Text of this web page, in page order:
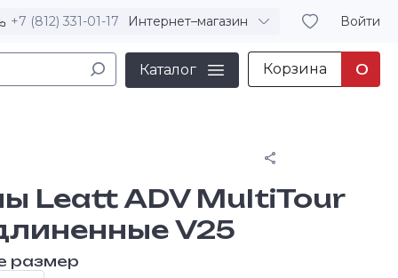
+7 (812) 331-01-17 Интернет–магазин Войти
Каталог Корзина 0
Leatt ADV MultiTour
V25
размер